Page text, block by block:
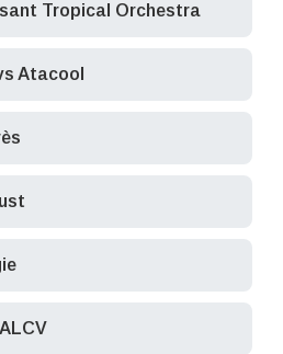
Tropical Orchestra
Atacool